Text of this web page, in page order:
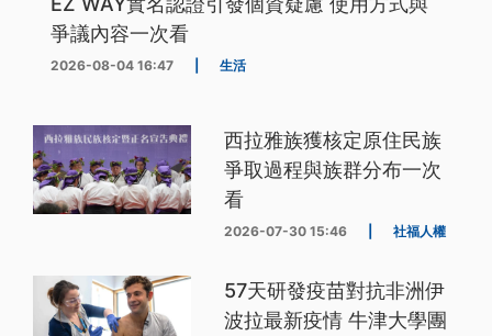
爭議內容一次看
2026-08-04 16:47 生活
西拉雅族獲核定原住民族
爭取過程與族群分布一次
看
2026-07-30 15:46 社福人權
57天研發疫苗對抗非洲伊
波拉最新疫情 牛津大學團